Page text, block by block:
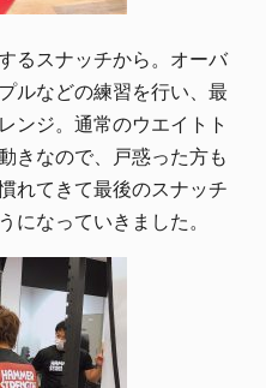
るスナッチから。オーバ
ルなどの練習を行い、最
ンジ。通常のウエイトト
きなので、戸惑った方も
れてきて最後のスナッチ
になっていきました。